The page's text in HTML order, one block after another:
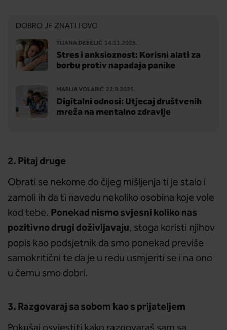
DOBRO JE ZNATI I OVO
TIJANA DEBELIĆ 14.11.2025.
Stres i anksioznost: Korisni alati za
borbu protiv napadaja panike
MARIJA VOLARIĆ 22.9.2025.
Digitalni odnosi: Utjecaj društvenih
mreža na mentalno zdravlje
2. Pitaj druge
Obrati se nekome do čijeg mišljenja ti je stalo i
zamoli ih da ti navedu nekoliko osobina koje vole
kod tebe. Ponekad nismo svjesni koliko nas
pozitivno drugi doživljavaju, stoga koristi njihov
popis kao podsjetnik da smo ponekad previše
samokritični te da je u redu usmjeriti se i na ono
u čemu smo dobri.
3. Razgovaraj sa sobom kao s prijateljem